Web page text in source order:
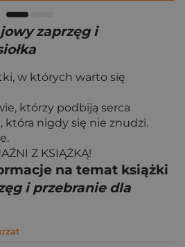
zaprzęg i
w których warto się
którzy podbiją serca
która nigdy się nie znudzi.
Z KSIĄŻKĄ!
na temat książki
i przebranie dla